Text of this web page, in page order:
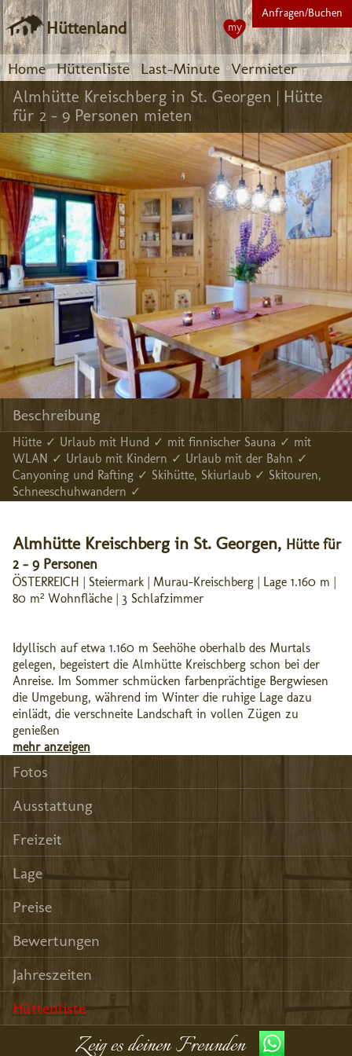
Hüttenland
Home Hüttenliste Last-Minute Vermieter
Anfragen/Buchen
my
Almhütte Kreischberg in St. Georgen | Hütte
für 2 - 9 Personen mieten
Beschreibung
Hütte ✓ Urlaub mit Hund ✓ mit finnischer Sauna ✓ mit
WLAN ✓ Urlaub mit Kindern ✓ Urlaub mit der Bahn ✓
Canyoning und Rafting ✓ Skihütte, Skiurlaub ✓ Skitouren,
Schneeschuhwandern ✓
Almhütte Kreischberg in St. Georgen, Hütte für
2 - 9 Personen
ÖSTERREICH | Steiermark | Murau-Kreischberg | Lage 1.160 m |
80 m² Wohnfläche | 3 Schlafzimmer
Idyllisch auf etwa 1.160 m Seehöhe oberhalb des Murtals
gelegen, begeistert die Almhütte Kreischberg schon bei der
Anreise. Im Sommer schmücken farbenprächtige Bergwiesen
die Umgebung, während im Winter die ruhige Lage dazu
einlädt, die verschneite Landschaft in vollen Zügen zu
genießen
mehr anzeigen
Fotos
Ausstattung
Freizeit
Lage
Preise
Bewertungen
Jahreszeiten
Hüttenliste
Zeig es deinen Freunden